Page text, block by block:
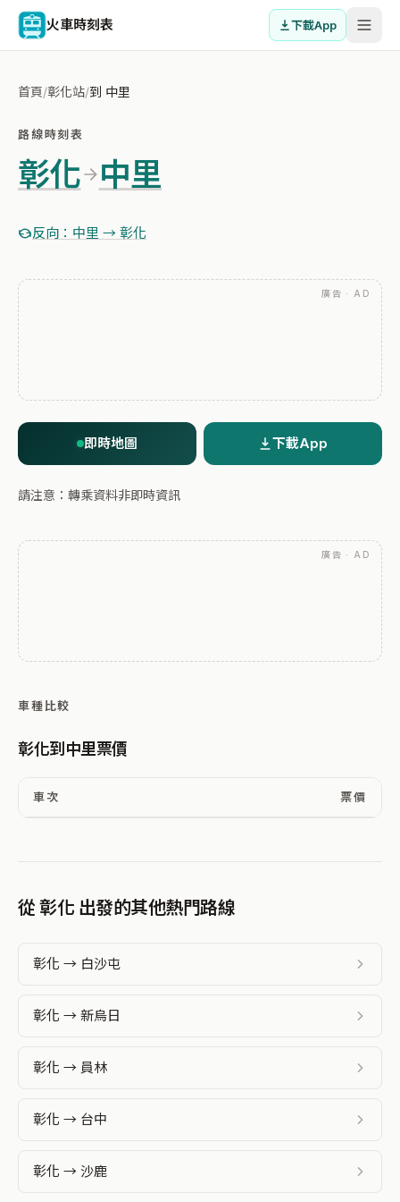
火車時刻表 下載App
首頁/彰化站/到 中里
路線時刻表
彰化 中里
反向：中里 → 彰化
廣告 · AD
即時地圖 下載App
請注意：轉乘資料非即時資訊
廣告 · AD
車種比較
彰化到中里票價
車次 票價
從 彰化 出發的其他熱門路線
彰化 → 白沙屯
彰化 → 新烏日
彰化 → 員林
彰化 → 台中
彰化 → 沙鹿